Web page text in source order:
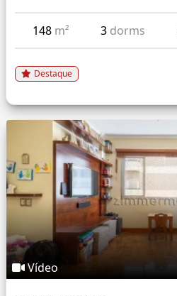
148 m² 3 dorms
Destaque
Vídeo